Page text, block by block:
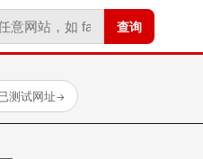
查询
测试网址→